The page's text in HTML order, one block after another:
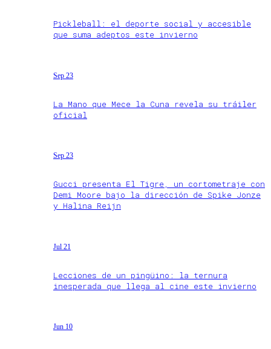
Pickleball: el deporte social y accesible
que suma adeptos este invierno
Sep 23
La Mano que Mece la Cuna revela su tráiler
oficial
Sep 23
Gucci presenta El Tigre, un cortometraje con
Demi Moore bajo la dirección de Spike Jonze
y Halina Reijn
Jul 21
Lecciones de un pingüino: la ternura
inesperada que llega al cine este invierno
Jun 10